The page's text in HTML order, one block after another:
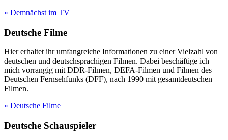
» Demnächst im TV
Deutsche Filme
Hier erhaltet ihr umfangreiche Informationen zu einer Vielzahl von
deutschen und deutschsprachigen Filmen. Dabei beschäftige ich
mich vorrangig mit DDR-Filmen, DEFA-Filmen und Filmen des
Deutschen Fernsehfunks (DFF), nach 1990 mit gesamtdeutschen
Filmen.
» Deutsche Filme
Deutsche Schauspieler